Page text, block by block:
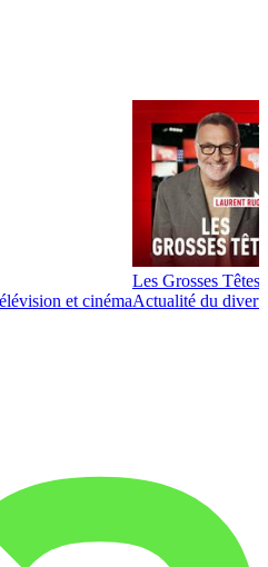
et cinéma
Les Grosses Têtes
Actualité du